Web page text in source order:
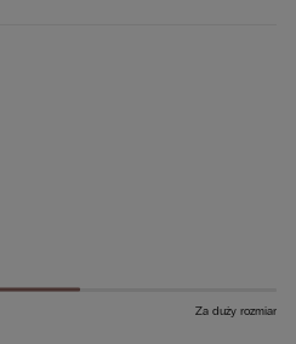
Za duży rozmiar